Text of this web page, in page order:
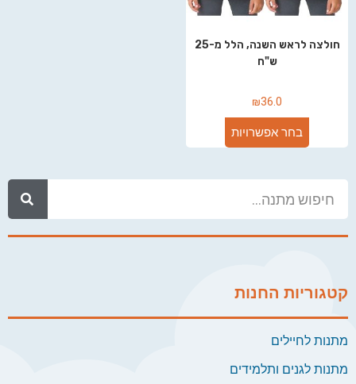
קטגוריות החנות
מתנות לחיילים
מתנות לגנים ותלמידים
חולצה לראש השנה, הלל מ-25
ש"ח
₪36.0
בחר אפשרויות